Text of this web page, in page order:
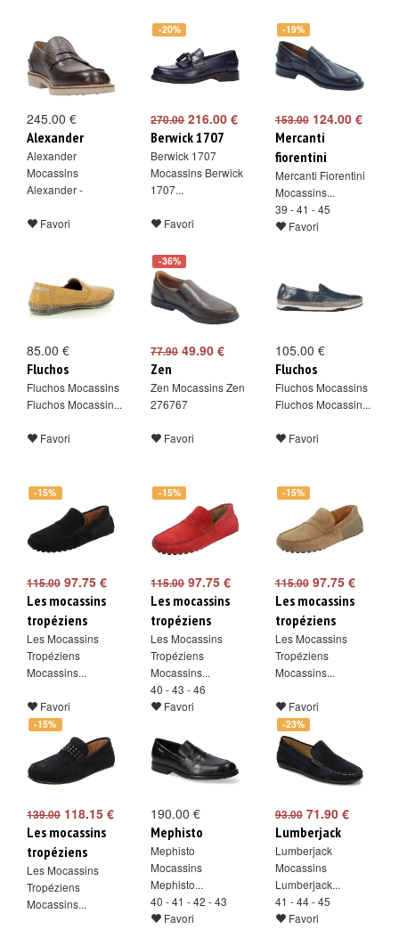
245.00 €
Alexander
Alexander
Mocassins
Alexander -
Favori
-20%
270.00216.00 €
Berwick 1707
Berwick 1707
Mocassins Berwick
1707...
Favori
-19%
153.00124.00 €
Mercanti
fiorentini
Mercanti Fiorentini
Mocassins...
39 - 41 - 45
Favori
85.00 €
Fluchos
Fluchos Mocassins
Fluchos Mocassin...
Favori
-36%
77.9049.90 €
Zen
Zen Mocassins Zen
276767
Favori
105.00 €
Fluchos
Fluchos Mocassins
Fluchos Mocassin...
Favori
-15%
115.00 97.75 €
Les mocassins
tropéziens
Les Mocassins
Tropéziens
Mocassins...
Favori
-15%
115.0097.75 €
Les mocassins
tropéziens
Les Mocassins
Tropéziens
Mocassins...
40 - 43 - 46
Favori
-15%
115.0097.75 €
Les mocassins
tropéziens
Les Mocassins
Tropéziens
Mocassins...
Favori
-15%
139.00 118.15 €
Les mocassins
tropéziens
Les Mocassins
Tropéziens
Mocassins...
190.00 €
Mephisto
Mephisto
Mocassins
Mephisto...
40 - 41 - 42 - 43
Favori
-23%
93.0071.90 €
Lumberjack
Lumberjack
Mocassins
Lumberjack...
41 - 44 - 45
Favori